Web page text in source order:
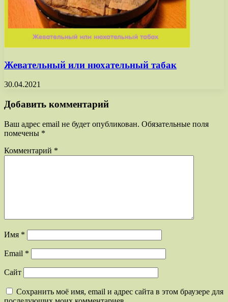
Жевательный или нюхательный табак
30.04.2021
Добавить комментарий
Ваш адрес email не будет опубликован. Обязательные поля
помечены *
Комментарий *
Имя *
Email *
Сайт
Сохранить моё имя, email и адрес сайта в этом браузере для